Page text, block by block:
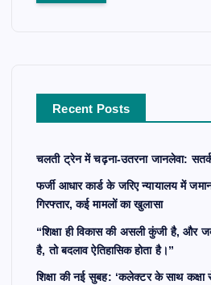
r
Recent Posts
चलती ट्रेन में चढ़ना-उतरना जानलेवा:
फर्जी आधार कार्ड के जरिए न्यायालय में
गिरफ्तार, कई मामलों का खुलासा
“शिक्षा ही विकास की असली कुंजी है, और
है, तो बदलाव ऐतिहासिक होता है।”
शिक्षा की नई सुबह: ‘कलेक्टर के साथ कक्षा से